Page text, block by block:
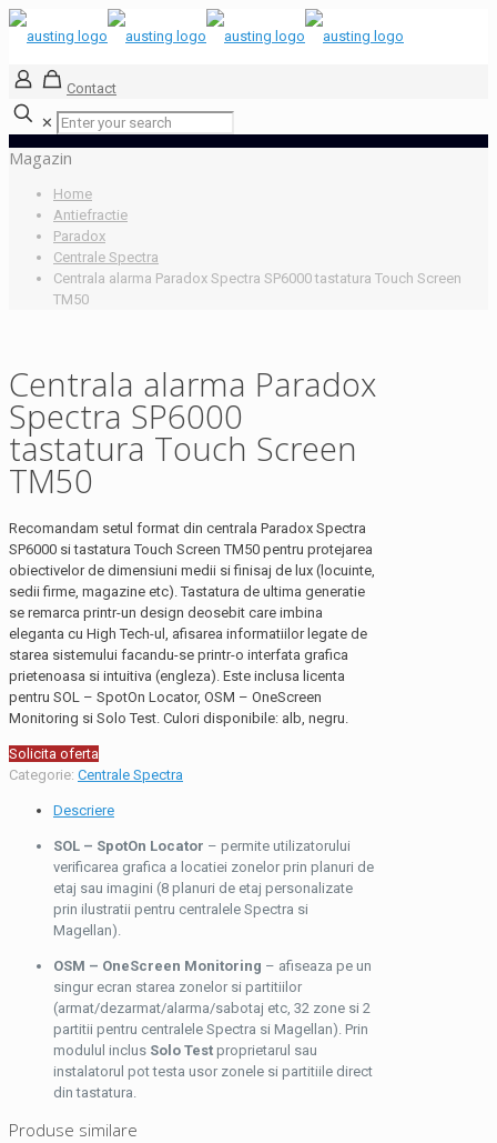
Contact
✕
Magazin
Home
Antiefractie
Paradox
Centrale Spectra
Centrala alarma Paradox Spectra SP6000 tastatura Touch Screen
TM50
Centrala alarma Paradox
Spectra SP6000
tastatura Touch Screen
TM50
Recomandam setul format din centrala Paradox Spectra
SP6000 si tastatura Touch Screen TM50 pentru protejarea
obiectivelor de dimensiuni medii si finisaj de lux (locuinte,
sedii firme, magazine etc). Tastatura de ultima generatie
se remarca printr-un design deosebit care imbina
eleganta cu High Tech-ul, afisarea informatiilor legate de
starea sistemului facandu-se printr-o interfata grafica
prietenoasa si intuitiva (engleza). Este inclusa licenta
pentru SOL – SpotOn Locator, OSM – OneScreen
Monitoring si Solo Test. Culori disponibile: alb, negru.
Solicita oferta
Categorie: Centrale Spectra
Descriere
SOL – SpotOn Locator – permite utilizatorului
verificarea grafica a locatiei zonelor prin planuri de
etaj sau imagini (8 planuri de etaj personalizate
prin ilustratii pentru centralele Spectra si
Magellan).
OSM – OneScreen Monitoring – afiseaza pe un
singur ecran starea zonelor si partitiilor
(armat/dezarmat/alarma/sabotaj etc, 32 zone si 2
partitii pentru centralele Spectra si Magellan). Prin
modulul inclus Solo Test proprietarul sau
instalatorul pot testa usor zonele si partitiile direct
din tastatura.
Produse similare